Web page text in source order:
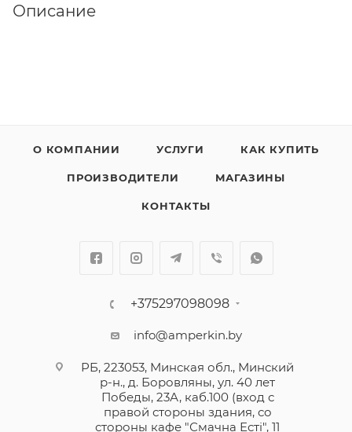
Описание
О КОМПАНИИ УСЛУГИ КАК КУПИТЬ
ПРОИЗВОДИТЕЛИ МАГАЗИНЫ
КОНТАКТЫ
+375297098098
info@amperkin.by
РБ, 223053, Минская обл., Минский
р-н., д. Боровляны, ул. 40 лет
Победы, 23А, каб.100 (вход с
правой стороны здания, со
стороны кафе "Смачна Естi", 11